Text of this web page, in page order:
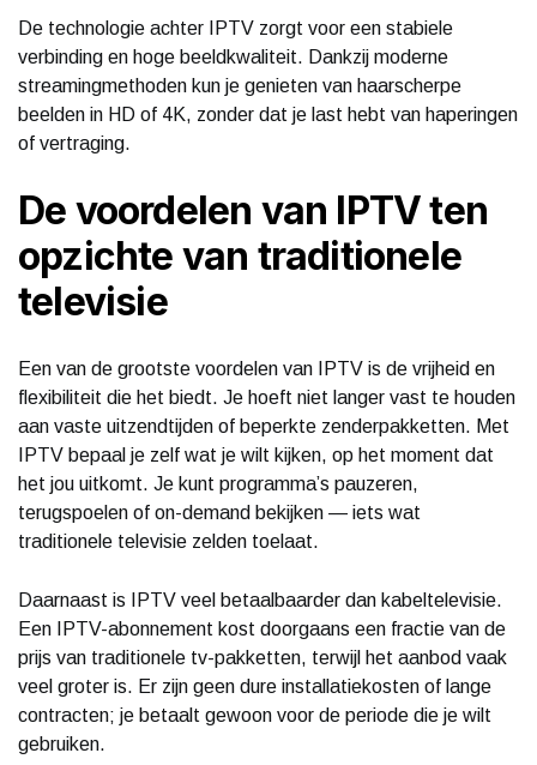
De technologie achter IPTV zorgt voor een stabiele
verbinding en hoge beeldkwaliteit. Dankzij moderne
streamingmethoden kun je genieten van haarscherpe
beelden in HD of 4K, zonder dat je last hebt van haperingen
of vertraging.
De voordelen van IPTV ten
opzichte van traditionele
televisie
Een van de grootste voordelen van IPTV is de vrijheid en
flexibiliteit die het biedt. Je hoeft niet langer vast te houden
aan vaste uitzendtijden of beperkte zenderpakketten. Met
IPTV bepaal je zelf wat je wilt kijken, op het moment dat
het jou uitkomt. Je kunt programma’s pauzeren,
terugspoelen of on-demand bekijken — iets wat
traditionele televisie zelden toelaat.
Daarnaast is IPTV veel betaalbaarder dan kabeltelevisie.
Een IPTV-abonnement kost doorgaans een fractie van de
prijs van traditionele tv-pakketten, terwijl het aanbod vaak
veel groter is. Er zijn geen dure installatiekosten of lange
contracten; je betaalt gewoon voor de periode die je wilt
gebruiken.